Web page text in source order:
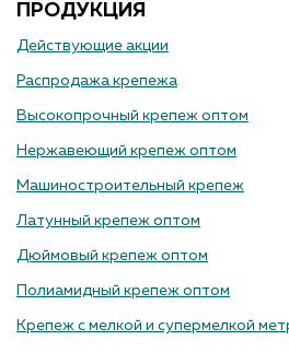
ПРОДУКЦИЯ
Действующие акции
Распродажа крепежа
Высокопрочный крепеж оптом
Нержавеющий крепеж оптом
Машиностроительный крепеж
Латунный крепеж оптом
Дюймовый крепеж оптом
Полиамидный крепеж оптом
Крепеж с мелкой и супермелкой